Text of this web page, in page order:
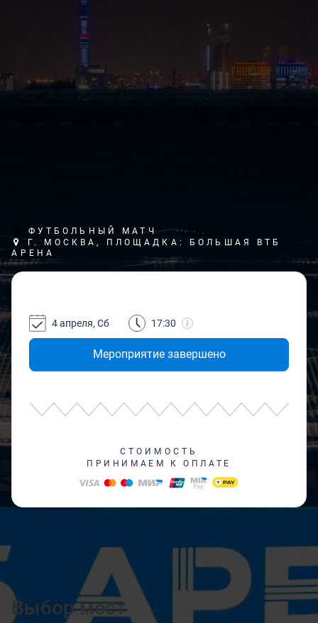
ФУТБОЛЬНЫЙ МАТЧ
Г. МОСКВА, ПЛОЩАДКА: БОЛЬШАЯ ВТБ
АРЕНА
Мероприятие завершено
4 апреля, Сб 17:30
СТОИМОСТЬ
ПРИНИМАЕМ К ОПЛАТЕ
Выбор мест